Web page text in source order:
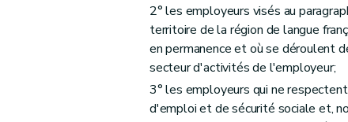
2° les employeurs visés au
territoire de la région de langue
en permanence et où se déroulent
secteur d'activités de l'employeur;
3° les employeurs qui ne
d'emploi et de sécurité sociale et,